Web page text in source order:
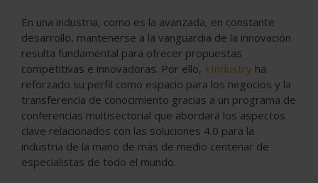
En una industria, como es la avanzada, en constante
desarrollo, mantenerse a la vanguardia de la innovación
resulta fundamental para ofrecer propuestas
competitivas e innovadoras. Por ello, +Industry ha
reforzado su perfil como espacio para los negocios y la
transferencia de conocimiento gracias a un programa de
conferencias multisectorial que abordará los aspectos
clave relacionados con las soluciones 4.0 para la
industria de la mano de más de medio centenar de
especialistas de todo el mundo.